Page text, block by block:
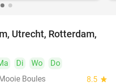
19%
Utrecht, Rotterdam,
Di Wo
Do
Boules
8.5 star